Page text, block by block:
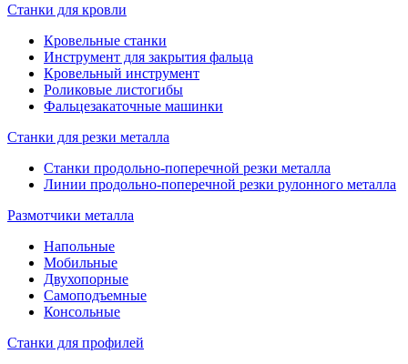
Станки для кровли
Кровельные станки
Инструмент для закрытия фальца
Кровельный инструмент
Роликовые листогибы
Фальцезакаточные машинки
Станки для резки металла
Станки продольно-поперечной резки металла
Линии продольно-поперечной резки рулонного металла
Размотчики металла
Напольные
Мобильные
Двухопорные
Самоподъемные
Консольные
Станки для профилей